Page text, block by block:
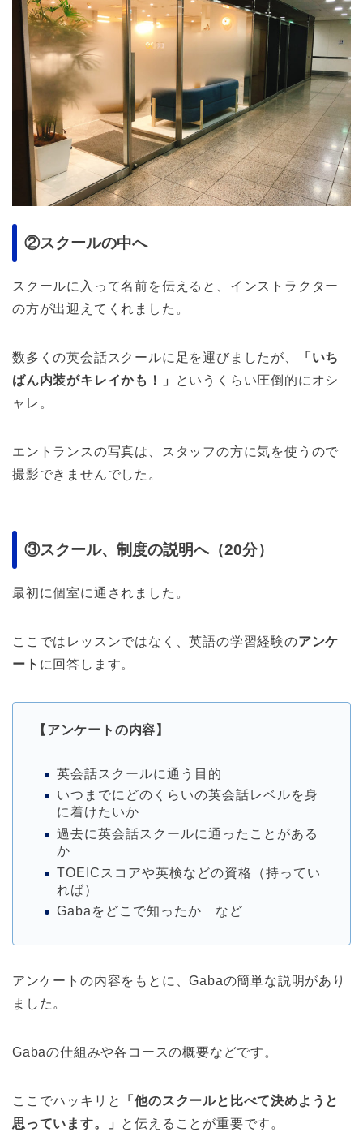
②スクールの中へ
スクールに入って名前を伝えると、インストラクター
の方が出迎えてくれました。
数多くの英会話スクールに足を運びましたが、
「いち
ばん内装がキレイかも！」
というくらい圧倒的にオシ
ャレ。
エントランスの写真は、スタッフの方に気を使うので
撮影できませんでした。
③スクール、制度の説明へ（20分）
最初に個室に通されました。
ここではレッスンではなく、英語の学習経験のアンケ
ート に回答します。
【アンケートの内容】
英会話スクールに通う目的
いつまでにどのくらいの英会話レベルを身
に着けたいか
過去に英会話スクールに通ったことがある
か
TOEICスコアや英検などの資格（持ってい
れば）
Gabaをどこで知ったか など
アンケートの内容をもとに、Gabaの簡単な説明があり
ました。
Gabaの仕組みや各コースの概要などです。
ここでハッキリと
「他のスクールと比べて決めようと
思っています。」 と伝えることが重要です。